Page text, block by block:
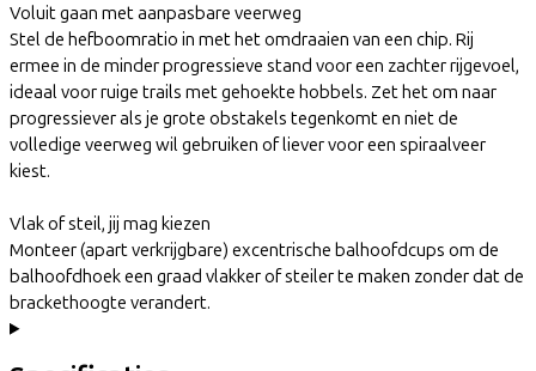
Voluit gaan met aanpasbare veerweg
Stel de hefboomratio in met het omdraaien van een chip. Rij
ermee in de minder progressieve stand voor een zachter rijgevoel,
ideaal voor ruige trails met gehoekte hobbels. Zet het om naar
progressiever als je grote obstakels tegenkomt en niet de
volledige veerweg wil gebruiken of liever voor een spiraalveer
kiest.
Vlak of steil, jij mag kiezen
Monteer (apart verkrijgbare) excentrische balhoofdcups om de
balhoofdhoek een graad vlakker of steiler te maken zonder dat de
brackethoogte verandert.